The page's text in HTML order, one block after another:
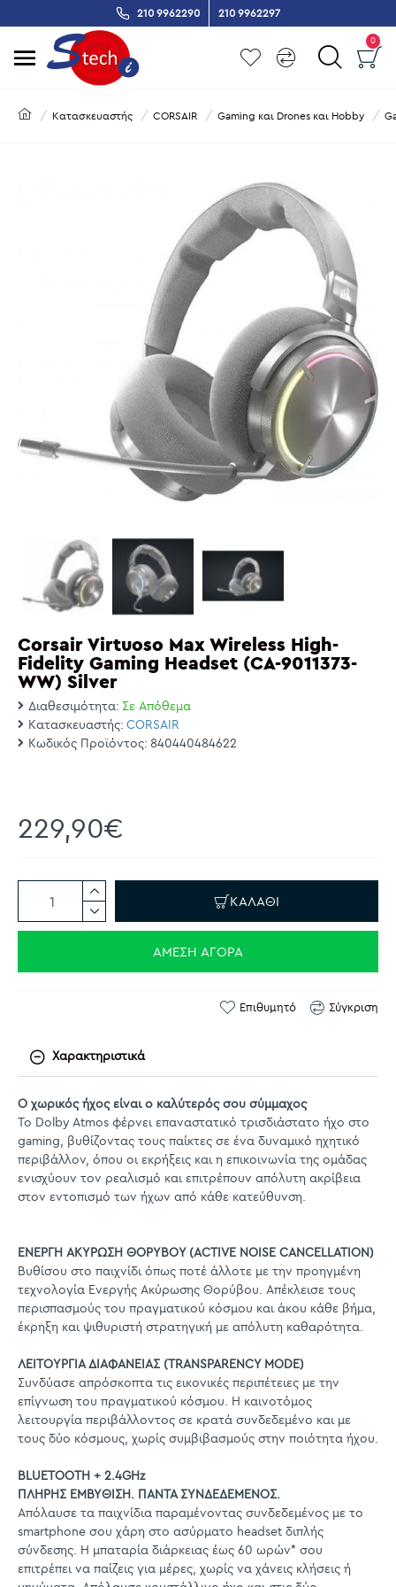
210 9962290 210 9962297
0
Κατασκευαστής CORSAIR Gaming και Drones και Hobby
Corsair Virtuoso Max Wireless High-
Fidelity Gaming Headset (CA-9011373-
WW) Silver
Διαθεσιμότητα: Σε Απόθεμα
Κατασκευαστής: CORSAIR
Κωδικός Προϊόντος: 840440484622
229,90€
ΚΑΛΆΘΙ
ΆΜΕΣΗ ΑΓΟΡΆ
Επιθυμητό Σύγκριση
Χαρακτηριστικά
Ο χωρικός ήχος είναι ο καλύτερός σου σύμμαχος
Το Dolby Atmos φέρνει επαναστατικό τρισδιάστατο ήχο στο
gaming, βυθίζοντας τους παίκτες σε ένα δυναμικό ηχητικό
περιβάλλον, όπου οι εκρήξεις και η επικοινωνία της ομάδας
ενισχύουν τον ρεαλισμό και επιτρέπουν απόλυτη ακρίβεια
στον εντοπισμό των ήχων από κάθε κατεύθυνση.
ΕΝΕΡΓΗ ΑΚΥΡΩΣΗ ΘΟΡΥΒΟΥ (ACTIVE NOISE CANCELLATION)
Βυθίσου στο παιχνίδι όπως ποτέ άλλοτε με την προηγμένη
τεχνολογία Ενεργής Ακύρωσης Θορύβου. Απέκλεισε τους
περισπασμούς του πραγματικού κόσμου και άκου κάθε βήμα,
έκρηξη και ψιθυριστή στρατηγική με απόλυτη καθαρότητα.
ΛΕΙΤΟΥΡΓΙΑ ΔΙΑΦΑΝΕΙΑΣ (TRANSPARENCY MODE)
Συνδύασε απρόσκοπτα τις εικονικές περιπέτειες με την
επίγνωση του πραγματικού κόσμου. Η καινοτόμος
λειτουργία περιβάλλοντος σε κρατά συνδεδεμένο και με
τους δύο κόσμους, χωρίς συμβιβασμούς στην ποιότητα ήχου.
BLUETOOTH + 2.4GHz
ΠΛΗΡΗΣ ΕΜΒΥΘΙΣΗ. ΠΑΝΤΑ ΣΥΝΔΕΔΕΜΕΝΟΣ.
Απόλαυσε τα παιχνίδια παραμένοντας συνδεδεμένος με το
smartphone σου χάρη στο ασύρματο headset διπλής
σύνδεσης. Η μπαταρία διάρκειας έως 60 ωρών* σου
επιτρέπει να παίζεις για μέρες, χωρίς να χάνεις κλήσεις ή